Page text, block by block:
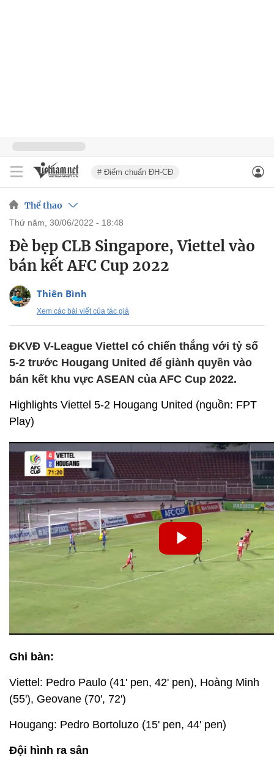
# Điểm chuẩn ĐH-CĐ
Thể thao
thứ năm, 30/06/2022 - 18:48
Đè bẹp CLB Singapore, Viettel vào
bán kết AFC Cup 2022
Thiên Bình
Xem các bài viết của tác giả
ĐKVĐ V-League Viettel có chiến thắng với tỷ số
5-2 trước Hougang United để giành quyền vào
bán kết khu vực ASEAN của AFC Cup 2022.
Highlights Viettel 5-2 Hougang United (nguồn: FPT
Play)
Ghi bàn:
Viettel: Pedro Paulo (41' pen, 42' pen), Hoàng Minh
(55'), Geovane (70', 72')
Hougang: Pedro Bortoluzo (15' pen, 44' pen)
Đội hình ra sân